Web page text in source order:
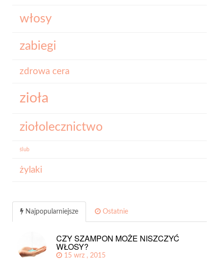
włosy
zabiegi
zdrowa cera
zioła
ziołolecznictwo
ślub
żylaki
Najpopularniejsze Ostatnie
CZY SZAMPON MOŻE NISZCZYĆ
WŁOSY?
15 wrz , 2015